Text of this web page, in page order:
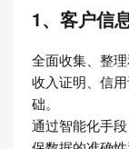
1、客户信
全面收集、整
收入证明、信
础。
通过智能化手